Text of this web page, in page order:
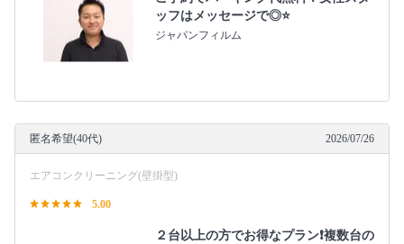
ッフはメッセージで◎⭐️
ジャパンフィルム
匿名希望(40代) 2026/07/26
エアコンクリーニング(壁掛型)
5.00
２台以上の方でお得なプラン❗️複数台の